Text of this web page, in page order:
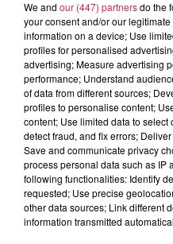
au1er
Lieu
46 rue
Sélestat
Organisateur
Nelly
We and our (447) partnersdo the
your consent and/or our
information on a device; Use
profiles for personalised
advertising; Measure advertising
performance; Understand
of data from different sources;
profiles to personalise content;
content; Use limited data to select
detect fraud, and fix errors;
Save and communicate privacy
process personal data such as IP
following functionalities: Identify
requested; Use precise
other data sources; Link different
information transmitted